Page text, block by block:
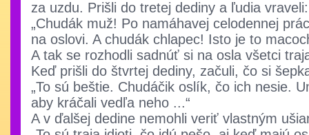
za uzdu. Prišli do tretej dediny a ľudia vraveli:
„Chudák muž! Po namáhavej celodennej
na oslovi. A chudák chlapec! Isto je to
A tak se rozhodli sadnúť si na osla všetci
Keď prišli do štvrtej dediny, začuli, čo si
„To sú beštie. Chudáčik oslík, čo ich nesie.
aby kráčali vedľa neho ...“
A v ďalšej dedine nemohli veriť vlastným